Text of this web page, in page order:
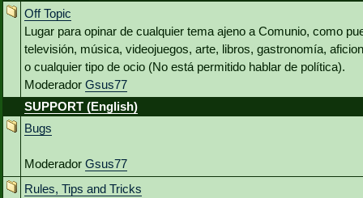
Off Topic
Lugar para opinar de cualquier tema ajeno a Comunio, como
televisión, música, videojuegos, arte, libros, gastronomía,
o cualquier tipo de ocio (No está permitido hablar de política).
Moderador Gsus77
SUPPORT (English)
Bugs
Moderador Gsus77
Rules, Tips and Tricks